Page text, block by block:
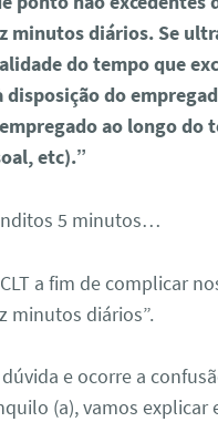
minutos diários. Se
do tempo que
do
ao longo do
etc).”
5 minutos…
a fim de complicar
minutos diários”.
e ocorre a
(a), vamos explicar